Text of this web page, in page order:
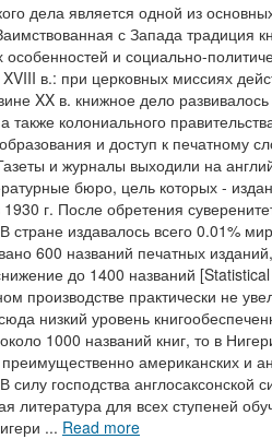
дела является одной из
с Запада традиция
и социально-
в.: при церковных миссиях
XX в. книжное дело
также колониального
и доступ к печатному
и журналы выходили на
бюро, цель которых -
г. После обретения
стране издавалось всего 0.01%
600 названий печатных
до 1400 названий
производстве практически не
низкий уровень
1000 названий книг, то в
американских и
господства англосаксонской
литература для всех ступеней
... Read more